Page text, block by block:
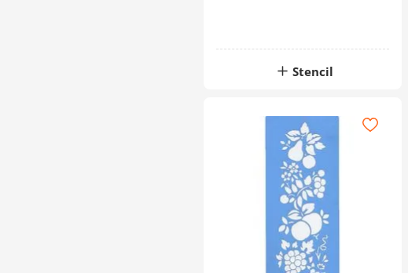
Stencil